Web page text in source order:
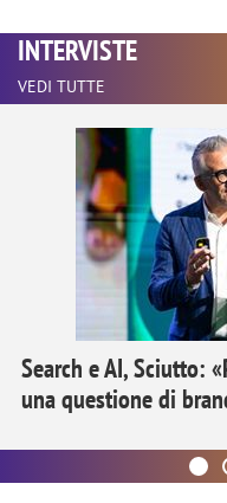
INTERVISTE
VEDI TUTTE
Search e AI, Sciutto:
una questione di